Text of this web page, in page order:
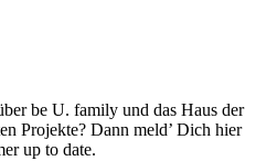
be U. family und das Haus der
Projekte? Dann meld’ Dich hier
up to date.